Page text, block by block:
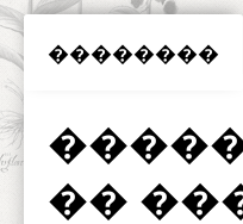
��������
�����
��